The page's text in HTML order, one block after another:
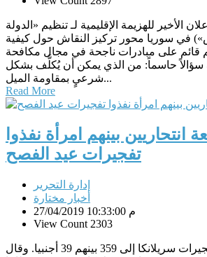
الأخير للهزيمة الإقليمية لـ تنظيم «الدولة
في سوريا محور تركيز النقاش حول كيفية
قائم على مبادرات ناجحة في مجال مكافحة
حاسماً: من الذي يمكن أن يُكلَّف بشكل
شرعيٍ بمقاومة الميل...
Read More
انتحاريين بينهم امرأة نفذوا
تفجيرات عيد الفصح
إدارة التحرير
أخبار مختارة
27/04/2019 10:33:00 م
View Count 2303
ارتفع عدد قتلى تفجيرات سريلانكا إلى 359 بينهم 39 أجنبيا. وقال